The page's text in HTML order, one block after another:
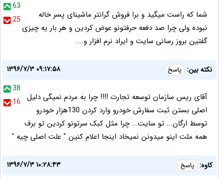
63
25
شما که راست میگید و برا فروش گرانتر ماشینای پسر خاله
نبوده ولی چرا صد دفعه حرفتونو عوض کردین و هر بار یه چیزی
گفتین بروز رسانی سایت و ایراد نرم افزار و....
نکته بین: پاسخ
۱۳۹۶/۷/۳ ۰۹:۱۷:۵۸
38
16
آقای ریس سازمان توسعه تجارت !!!! چرا به مردم نمیگی دلیل
اصلی بستن ثبت سفارش خودرو وارد کردن 130هزار خودرو
توسط ارگان... تو سایت... چرا مثل کبک سرتونو کردین تو برف
همه ملت اینو میدونن نمیخاد اینجا اعلام کنین " علت اصلی چیه "
کاوه: پاسخ
۱۳۹۶/۷/۳ ۱۰:۲۸:۴۳